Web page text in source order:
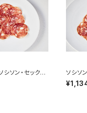
ソン・セック・
ゾン・ラボリ
オーヴェルニ
ソシソ
リデ）
ー＞(フ